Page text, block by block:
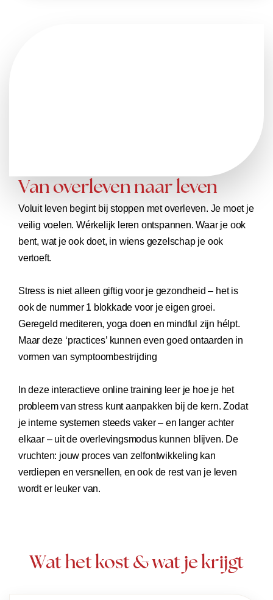
Van overleven naar leven
Voluit leven begint bij stoppen met overleven. Je moet je
veilig voelen. Wérkelijk leren ontspannen. Waar je ook
bent, wat je ook doet, in wiens gezelschap je ook
vertoeft.
Stress is niet alleen giftig voor je gezondheid – het is
ook de nummer 1 blokkade voor je eigen groei.
Geregeld mediteren, yoga doen en mindful zijn hélpt.
Maar deze ‘practices’ kunnen even goed ontaarden in
vormen van symptoombestrijding
In deze interactieve online training leer je hoe je het
probleem van stress kunt aanpakken bij de kern. Zodat
je interne systemen steeds vaker – en langer achter
elkaar – uit de overlevingsmodus kunnen blijven. De
vruchten: jouw proces van zelfontwikkeling kan
verdiepen en versnellen, en ook de rest van je leven
wordt er leuker van.
Wat het kost & wat je krijgt